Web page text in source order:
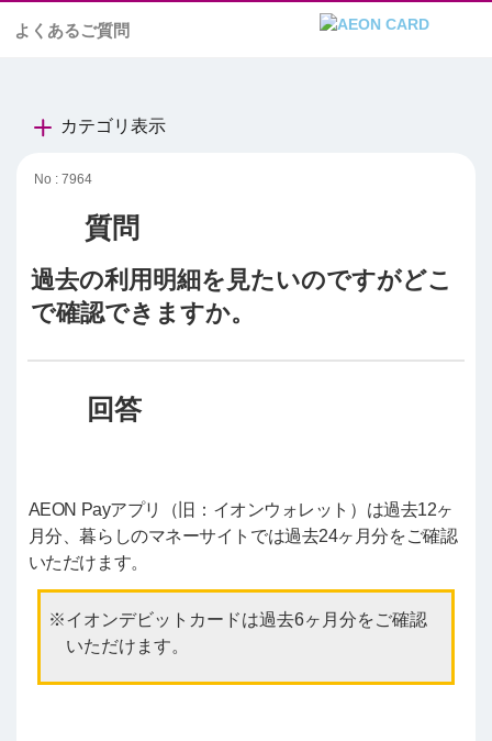
よくあるご質問
カテゴリ表示
No : 7964
過去の利用明細を見たいのですがどこ
で確認できますか。
AEON Payアプリ（旧：イオンウォレット）は過去12ヶ
月分、暮らしのマネーサイトでは過去24ヶ月分をご確認
いただけます。
イオンデビットカードは過去6ヶ月分をご確認
いただけます。